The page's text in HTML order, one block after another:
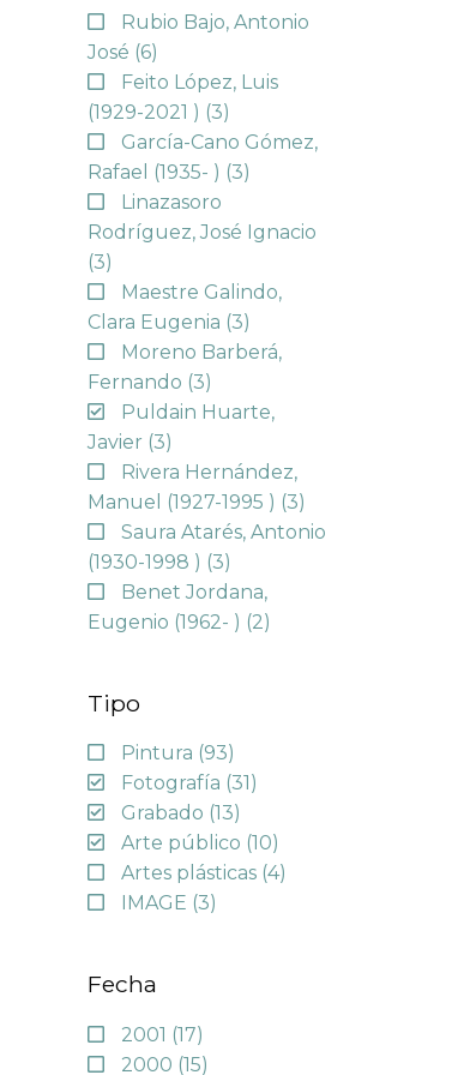
Rubio Bajo, Antonio
José (6)
Feito López, Luis
(1929-2021 ) (3)
García-Cano Gómez,
Rafael (1935- ) (3)
Linazasoro
Rodríguez, José Ignacio
(3)
Maestre Galindo,
Clara Eugenia (3)
Moreno Barberá,
Fernando (3)
Puldain Huarte,
Javier (3)
Rivera Hernández,
Manuel (1927-1995 ) (3)
Saura Atarés, Antonio
(1930-1998 ) (3)
Benet Jordana,
Eugenio (1962- ) (2)
Tipo
Pintura (93)
Fotografía (31)
Grabado (13)
Arte público (10)
Artes plásticas (4)
IMAGE (3)
Fecha
2001 (17)
2000 (15)